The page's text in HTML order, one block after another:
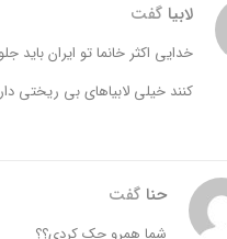
لابیا گفت
خدایی اکثر خانما تو ایران باید
کنند خیلی لابیاهای بی ریختی دارن
حنا گفت
شما همرو چک کردی؟؟